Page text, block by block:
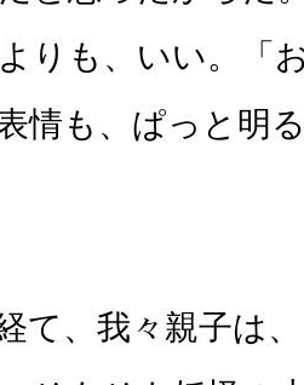
りも、いい。「
情も、ぱっと明
て、我々親子は